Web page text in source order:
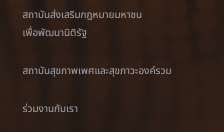
สถาบันส่งเสริมกฎหมายมหาชน
เพื่อพัฒนานิติรัฐ
สถาบันสุขภาพเพศและสุขภาวะองค์รวม
ร่วมงานกับเรา